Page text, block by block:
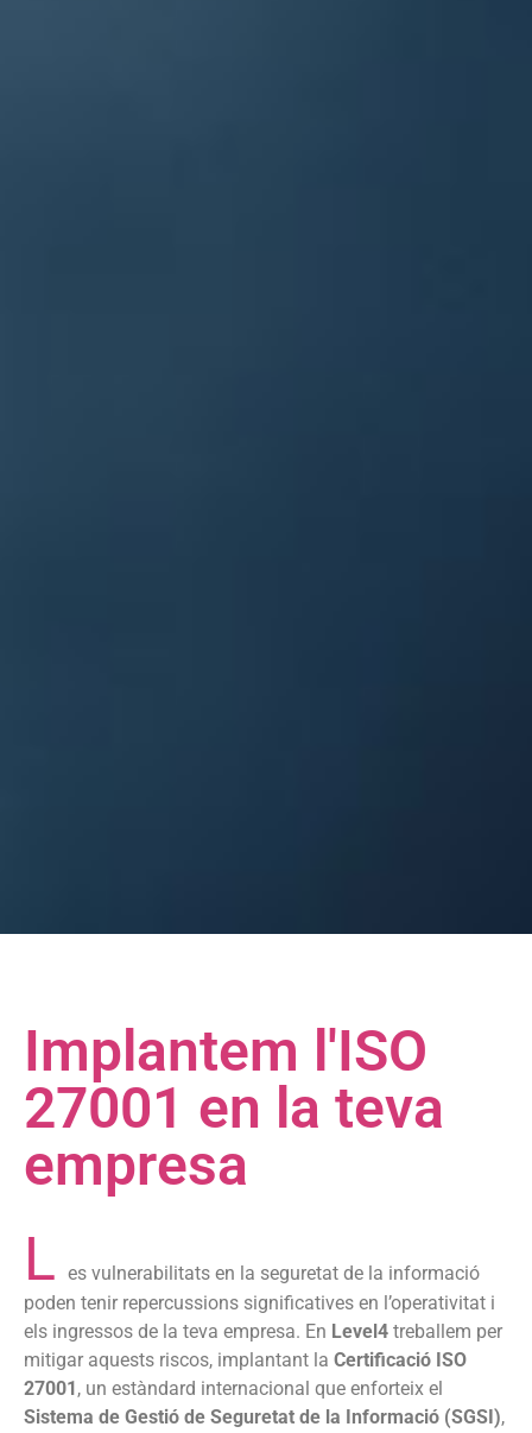
Implantem l'ISO
27001 en la teva
empresa
L es vulnerabilitats en la seguretat de la informació
poden tenir repercussions significatives en l’operativitat i
els ingressos de la teva empresa. En Level4 treballem per
mitigar aquests riscos, implantant la Certificació ISO
27001, un estàndard internacional que enforteix el
Sistema de Gestió de Seguretat de la Informació (SGSI),